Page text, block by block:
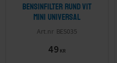
Bensinfilter rund vit
mini Universal
BES035
49 KR